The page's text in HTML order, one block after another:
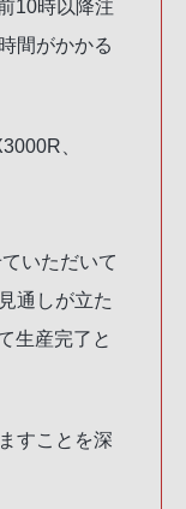
10時以降注
間がかかる
、
いただいて
通しが立た
生産完了と
すことを深